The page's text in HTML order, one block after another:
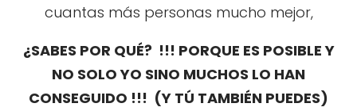
cuantas más personas mucho mejor,
¿SABES POR QUÉ? !!! PORQUE ES POSIBLE Y
NO SOLO YO SINO MUCHOS LO HAN
CONSEGUIDO !!! (Y TÚ TAMBIÉN PUEDES)